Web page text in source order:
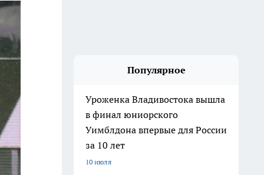
Популярное
Уроженка Владивостока вышла
в финал юниорского
Уимблдона впервые для России
за 10 лет
10 июля